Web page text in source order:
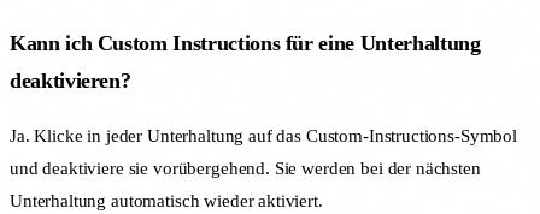
Kann ich Custom Instructions für eine Unterhaltung
deaktivieren?
Ja. Klicke in jeder Unterhaltung auf das Custom-Instructions-Symbol
und deaktiviere sie vorübergehend. Sie werden bei der nächsten
Unterhaltung automatisch wieder aktiviert.